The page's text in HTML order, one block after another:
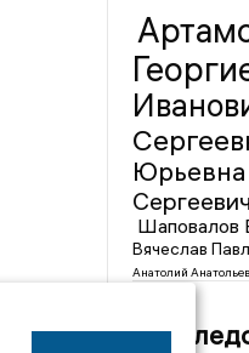
Юрьевна
Сергеевич
Шаповалов
Вячеслав
Анатолий